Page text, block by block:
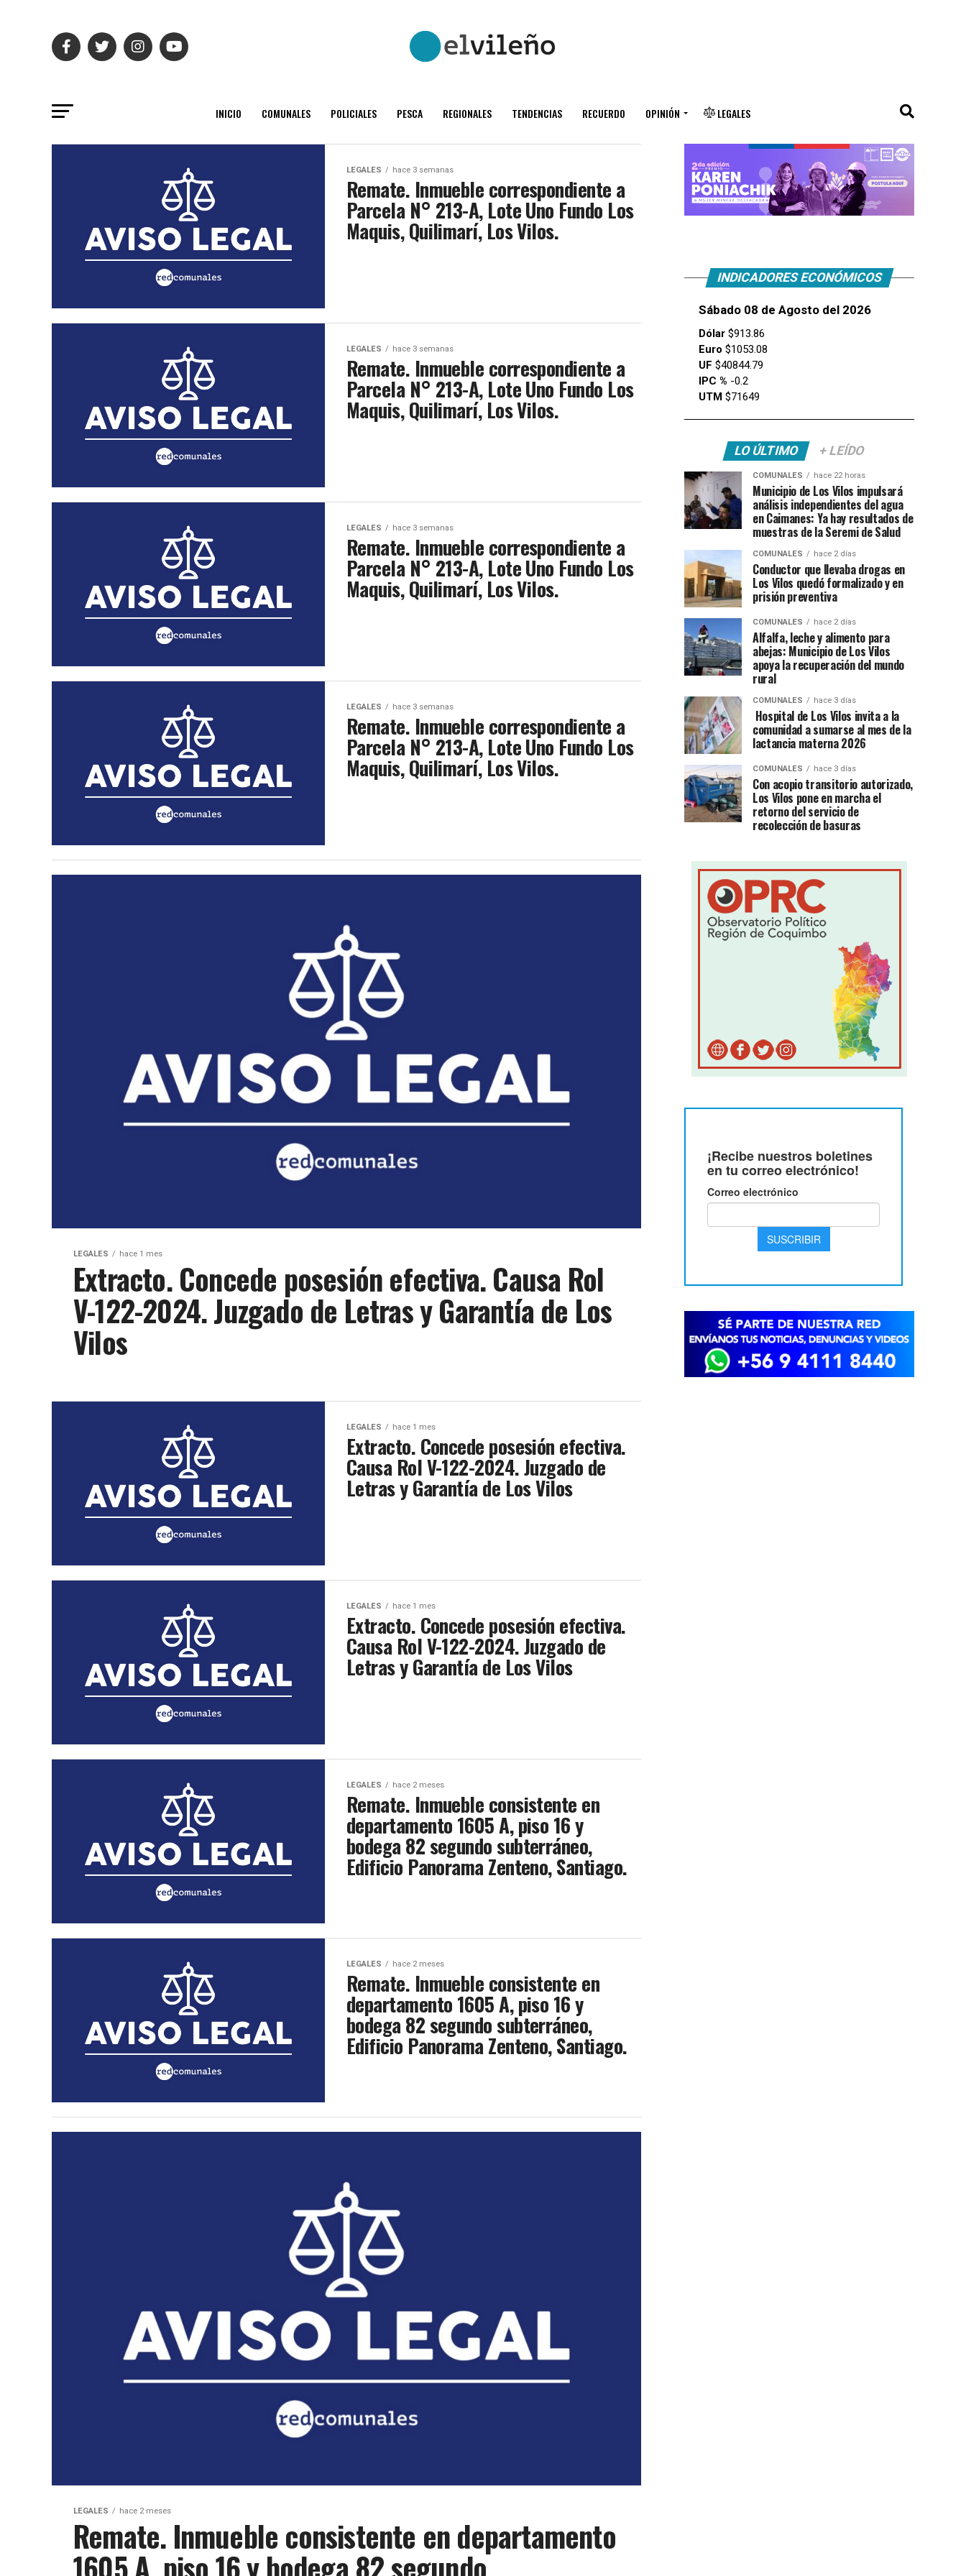
INICIO COMUNALES POLICIALES PESCA REGIONALES TENDENCIAS RECUERDO OPINIÓN LEGALES
LEGALES hace 3 semanas
Remate. Inmueble correspondiente a
Parcela N° 213-A, Lote Uno Fundo Los
Maquis, Quilimarí, Los Vilos.
LEGALES hace 3 semanas
Remate. Inmueble correspondiente a
Parcela N° 213-A, Lote Uno Fundo Los
Maquis, Quilimarí, Los Vilos.
LEGALES hace 3 semanas
Remate. Inmueble correspondiente a
Parcela N° 213-A, Lote Uno Fundo Los
Maquis, Quilimarí, Los Vilos.
LEGALES hace 3 semanas
Remate. Inmueble correspondiente a
Parcela N° 213-A, Lote Uno Fundo Los
Maquis, Quilimarí, Los Vilos.
LEGALES hace 1 mes
Extracto. Concede posesión efectiva. Causa Rol
V-122-2024. Juzgado de Letras y Garantía de Los
Vilos
LEGALES hace 1 mes
Extracto. Concede posesión efectiva.
Causa Rol V-122-2024. Juzgado de
Letras y Garantía de Los Vilos
LEGALES hace 1 mes
Extracto. Concede posesión efectiva.
Causa Rol V-122-2024. Juzgado de
Letras y Garantía de Los Vilos
LEGALES hace 2 meses
Remate. Inmueble consistente en
departamento 1605 A, piso 16 y
bodega 82 segundo subterráneo,
Edificio Panorama Zenteno, Santiago.
LEGALES hace 2 meses
Remate. Inmueble consistente en
departamento 1605 A, piso 16 y
bodega 82 segundo subterráneo,
Edificio Panorama Zenteno, Santiago.
LEGALES hace 2 meses
Remate. Inmueble consistente en departamento
1605 A, piso 16 y bodega 82 segundo
INDICADORES ECONÓMICOS
Sábado 08 de Agosto del 2026
Dólar $913.86
Euro $1053.08
UF $40844.79
IPC % -0.2
UTM $71649
LO ÚLTIMO + LEÍDO
COMUNALES hace 22 horas
Municipio de Los Vilos impulsará
análisis independientes del agua
en Caimanes: Ya hay resultados de
muestras de la Seremi de Salud
COMUNALES hace 2 días
Conductor que llevaba drogas en
Los Vilos quedó formalizado y en
prisión preventiva
COMUNALES hace 2 días
Alfalfa, leche y alimento para
abejas: Municipio de Los Vilos
apoya la recuperación del mundo
rural
COMUNALES hace 3 días
Hospital de Los Vilos invita a la
comunidad a sumarse al mes de la
lactancia materna 2026
COMUNALES hace 3 días
Con acopio transitorio autorizado,
Los Vilos pone en marcha el
retorno del servicio de
recolección de basuras